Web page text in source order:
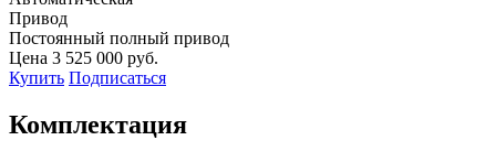
Привод
Постоянный полный привод
Цена 3 525 000 руб.
Купить Подписаться
Комплектация